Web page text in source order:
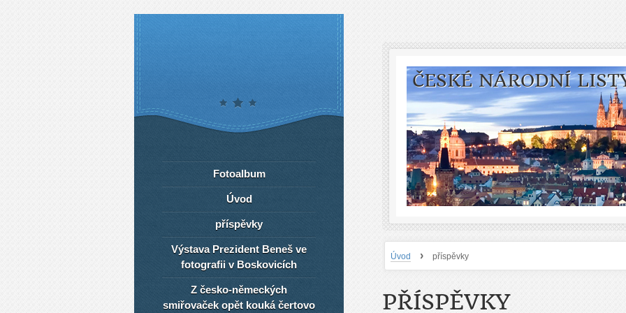
ČESKÉ NÁRODNÍ
Úvod › příspěvky
PŘÍSPĚVKY
Fotoalbum
Úvod
příspěvky
Výstava Prezident Beneš ve
fotografii v Boskovicích
Z česko-německých
smiřovaček opět kouká čertovo